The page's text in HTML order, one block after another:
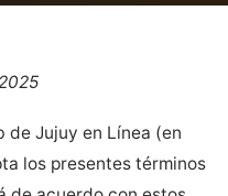
Jujuy en Línea (en
los presentes términos